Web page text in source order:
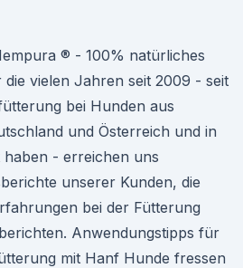
® - 100% natürliches
vielen Jahren seit 2009 - seit
bei Hunden aus
und Österreich und in
- erreichen uns
unserer Kunden, die
bei der Fütterung
Anwendungstipps für
mit Hanf Hunde fressen